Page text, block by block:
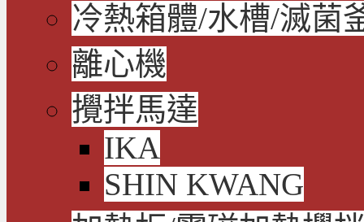
冷熱箱體/水槽/滅菌
離心機
攪拌馬達
IKA
SHIN KWANG